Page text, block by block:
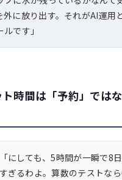
外に放り出す。それがAI運用
です」
時間は「予約」では
「にしても、5時間が一瞬で8
すぎるわよ。算数のテストなら